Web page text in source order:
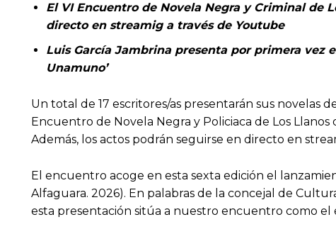
El VI Encuentro de Novela Negra y Criminal de
directo en streamig a través de Youtube
Luis García Jambrina presenta por primera vez
Unamuno’
Un total de 17 escritores/as presentarán sus novelas
Encuentro de Novela Negra y Policiaca de Los Llanos
Además, los actos podrán seguirse en directo en
El encuentro acoge en esta sexta edición el
Alfaguara. 2026). En palabras de la concejal de
esta presentación sitúa a nuestro encuentro como el